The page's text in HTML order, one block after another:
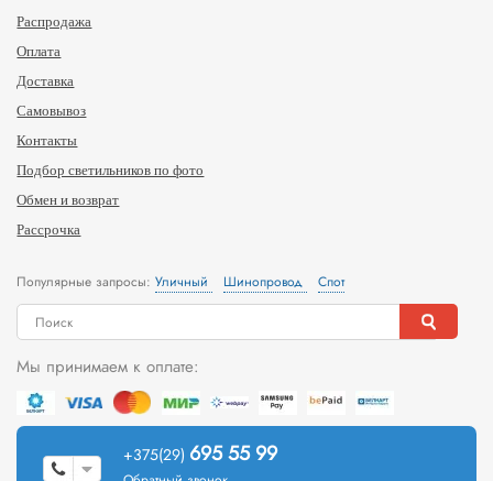
Распродажа
Оплата
Доставка
Самовывоз
Контакты
Подбор светильников по фото
Обмен и возврат
Рассрочка
Популярные запросы:Уличный Шинопровод Спот
Мы принимаем к оплате:
+375(29) 695 55 99